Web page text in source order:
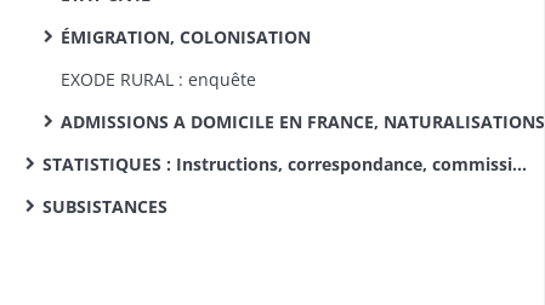
ÉMIGRATION, COLONISATION
EXODE RURAL : enquête
ADMISSIONS A DOMICILE EN FRANCE, NATURALISATIONS
STATISTIQUES : Instructions, correspondance, commissions de statistique cantonale, enquêtes sur des sujets divers
SUBSISTANCES